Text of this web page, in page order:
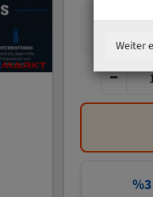
%3
Weiter